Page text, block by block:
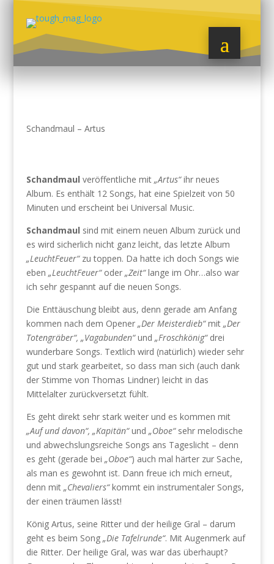
Schandmaul – Artus
Schandmaul veröffentliche mit „Artus“ihr neues
Album. Es enthält 12 Songs, hat eine Spielzeit von 50
Minuten und erscheint bei Universal Music.
Schandmaul sind mit einem neuen Album zurück und
es wird sicherlich nicht ganz leicht, das letzte Album
„LeuchtFeuer“zu toppen. Da hatte ich doch Songs wie
eben „LeuchtFeuer“oder „Zeit“lange im Ohr…also war
ich sehr gespannt auf die neuen Songs.
Die Enttäuschung bleibt aus, denn gerade am Anfang
kommen nach dem Opener „Der Meisterdieb“mit „Der
Totengräber“, „Vagabunden“und „Froschkönig“drei
wunderbare Songs. Textlich wird (natürlich) wieder sehr
gut und stark gearbeitet, so dass man sich (auch dank
der Stimme von Thomas Lindner) leicht in das
Mittelalter zurückversetzt fühlt.
Es geht direkt sehr stark weiter und es kommen mit
„Auf und davon“, „Kapitän“und „Oboe“sehr melodische
und abwechslungsreiche Songs ans Tageslicht – denn
es geht (gerade bei „Oboe“) auch mal härter zur Sache,
als man es gewohnt ist. Dann freue ich mich erneut,
denn mit „Chevaliers“kommt ein instrumentaler Songs,
der einen träumen lässt!
König Artus, seine Ritter und der heilige Gral – darum
geht es beim Song „Die Tafelrunde“. Mit Augenmerk auf
die Ritter. Der heilige Gral, was war das überhaupt?